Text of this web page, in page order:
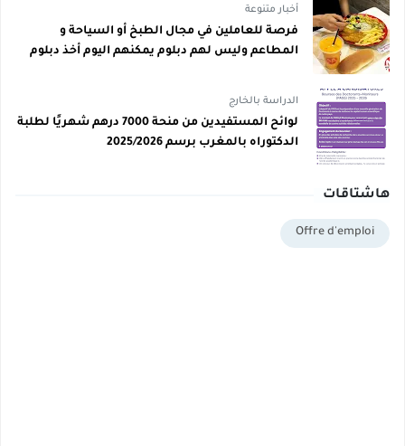
أخبار متنوعة
فرصة للعاملين في مجال الطبخ أو السياحة و
المطاعم وليس لهم دبلوم يمكنهم اليوم أخذ دبلوم
الدراسة بالخارج
لوائح المستفيدين من منحة 7000 درهم شهريًا لطلبة
الدكتوراه بالمغرب برسم 2025/2026
هاشتاقات
Offre d'emploi